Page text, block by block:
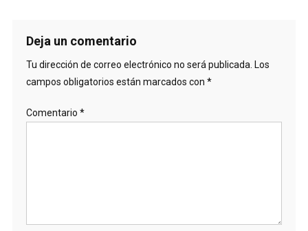
Deja un comentario
Tu dirección de correo electrónico no será publicada. Los
campos obligatorios están marcados con *
Comentario *